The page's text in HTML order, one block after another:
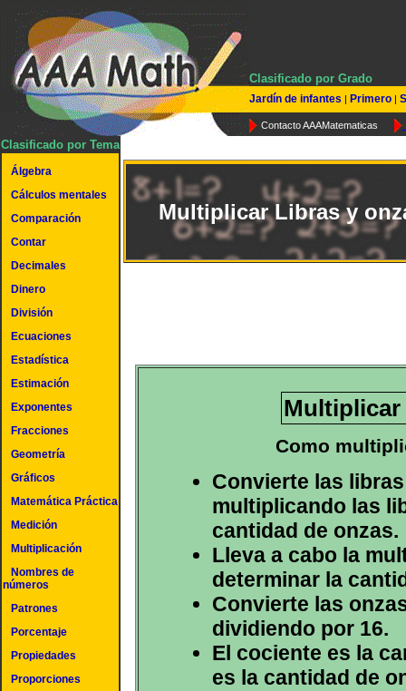
Clasificado por Grado
Jardín de infantes | Primero |
Contacto AAAMatematicas
Clasificado por Tema
Álgebra
Cálculos mentales
Comparación
Contar
Decimales
Dinero
División
Ecuaciones
Estadística
Estimación
Exponentes
Fracciones
Geometría
Gráficos
Matemática Práctica
Medición
Multiplicación
Nombres de
números
Patrones
Porcentaje
Propiedades
Proporciones
Multiplicar Libras y
Multiplicar
Como
Convierte las
multiplicando las
cantidad de onzas.
Lleva a cabo la
determinar la
Convierte las
dividiendo por 16.
El cociente es la
es la cantidad de